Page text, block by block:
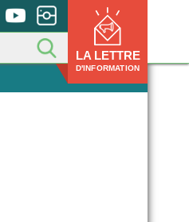
LA LETTRE
D'INFORMATION